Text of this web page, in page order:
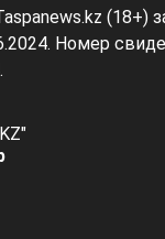
(18+)
Номер